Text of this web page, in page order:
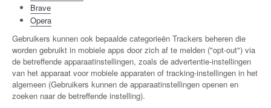
Brave
Opera
Gebruikers kunnen ook bepaalde categorieën Trackers beheren die
worden gebruikt in mobiele apps door zich af te melden ("opt-out") via
de betreffende apparaatinstellingen, zoals de advertentie-instellingen
van het apparaat voor mobiele apparaten of tracking-instellingen in het
algemeen (Gebruikers kunnen de apparaatinstellingen openen en
zoeken naar de betreffende instelling).